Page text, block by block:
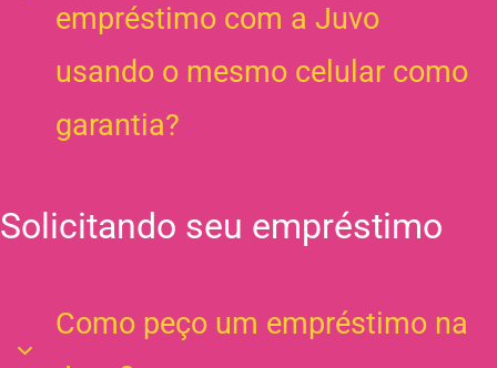
empréstimo com a Juvo
usando o mesmo celular como
garantia?
Não. O celular dado como garantia não pode estar
sendo usando como garantia em outro empréstimo.
instituição financeira deve e não ter nenhum
aplicativo de outra instituição financeira instalado
​Solicitando seu empréstimo
Como peço um empréstimo na